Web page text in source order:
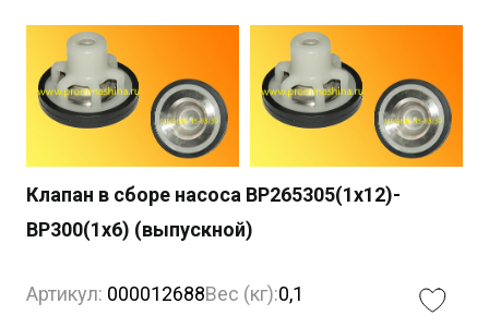
Клапан в сборе насоса ВР265305(1х12)-
ВР300(1х6) (выпускной)
Артикул: 000012688Вес (кг):0,1